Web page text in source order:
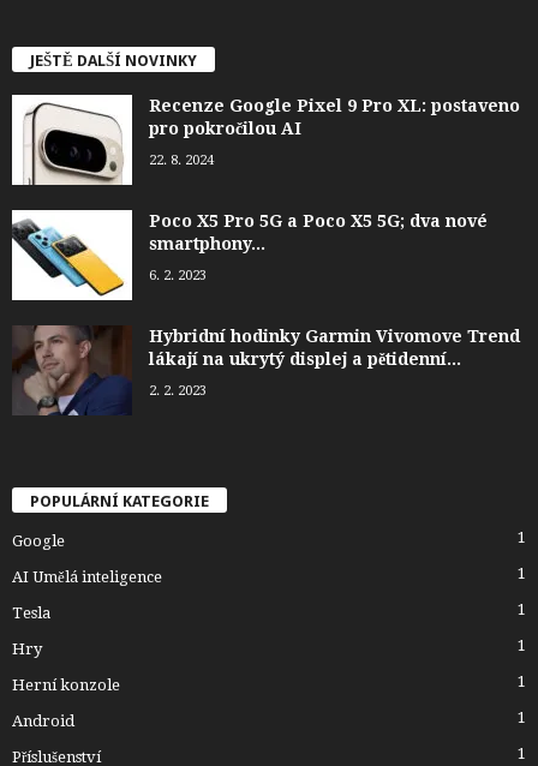
JEŠTĚ DALŠÍ NOVINKY
Recenze Google Pixel 9 Pro XL: postaveno
pro pokročilou AI
22. 8. 2024
Poco X5 Pro 5G a Poco X5 5G; dva nové
smartphony...
6. 2. 2023
Hybridní hodinky Garmin Vivomove Trend
lákají na ukrytý displej a pětidenní...
2. 2. 2023
POPULÁRNÍ KATEGORIE
Google 1
AI Umělá inteligence 1
Tesla 1
Hry 1
Herní konzole 1
Android 1
Příslušenství 1